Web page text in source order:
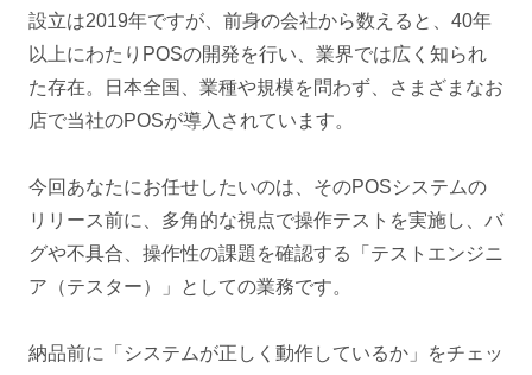
設立は2019年ですが、前身の会社から数えると、40年
以上にわたりPOSの開発を行い、業界では広く知られ
た存在。日本全国、業種や規模を問わず、さまざまなお
店で当社のPOSが導入されています。
今回あなたにお任せしたいのは、そのPOSシステムの
リリース前に、多角的な視点で操作テストを実施し、バ
グや不具合、操作性の課題を確認する「テストエンジニ
ア（テスター）」としての業務です。
納品前に「システムが正しく動作しているか」をチェッ